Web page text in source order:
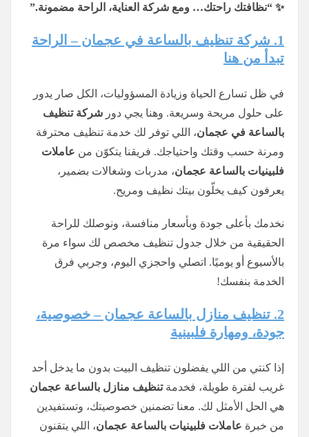
✨ “نظافتك راحتك… ومع شركة العناية، الراحة مضمونة.”
1. شركة تنظيف بالساعة في عجمان – الراحة
تبدأ من هنا
في ظل تسارع الحياة وزيادة المسؤوليات، الكل صار يدور
على حلول مريحة وسريعة. وهنا يجي دور شركة تنظيف
بالساعة في عجمان، اللي توفر لك خدمة تنظيف محترفة
ومرنة حسب وقتك واحتياجك. فريقنا يتكوّن من عاملات
فلبينيات بالساعة عجمان، مدربات وشغالات بضمير،
يعرفون كيف يخلّون بيتك نظيف ومريح.
نخدمك بأعلى جودة وبأسعار منافسة، ونوصلك للراحة
الحقيقية من خلال جدول تنظيف مخصص لك سواء مرة
بالأسبوع أو يوميًا. اتصلي واحجزي اليوم، وجربي فرق
الخدمة بنفسك!
2. تنظيف منازل بالساعة عجمان – خصوصية،
جودة، ومهارة فلبينية
إذا كنتي من اللي يفضلون تنظيف البيت بدون ما يدخل أحد
غريب لفترة طويلة، فخدمةتنظيف منازل بالساعة عجمان
هي الحل الأمثل لك. معنا تضمنين خصوصيتك، وتستفيدين
من خبرة عاملات فلبينيات بالساعة عجمان، اللي يتقنون